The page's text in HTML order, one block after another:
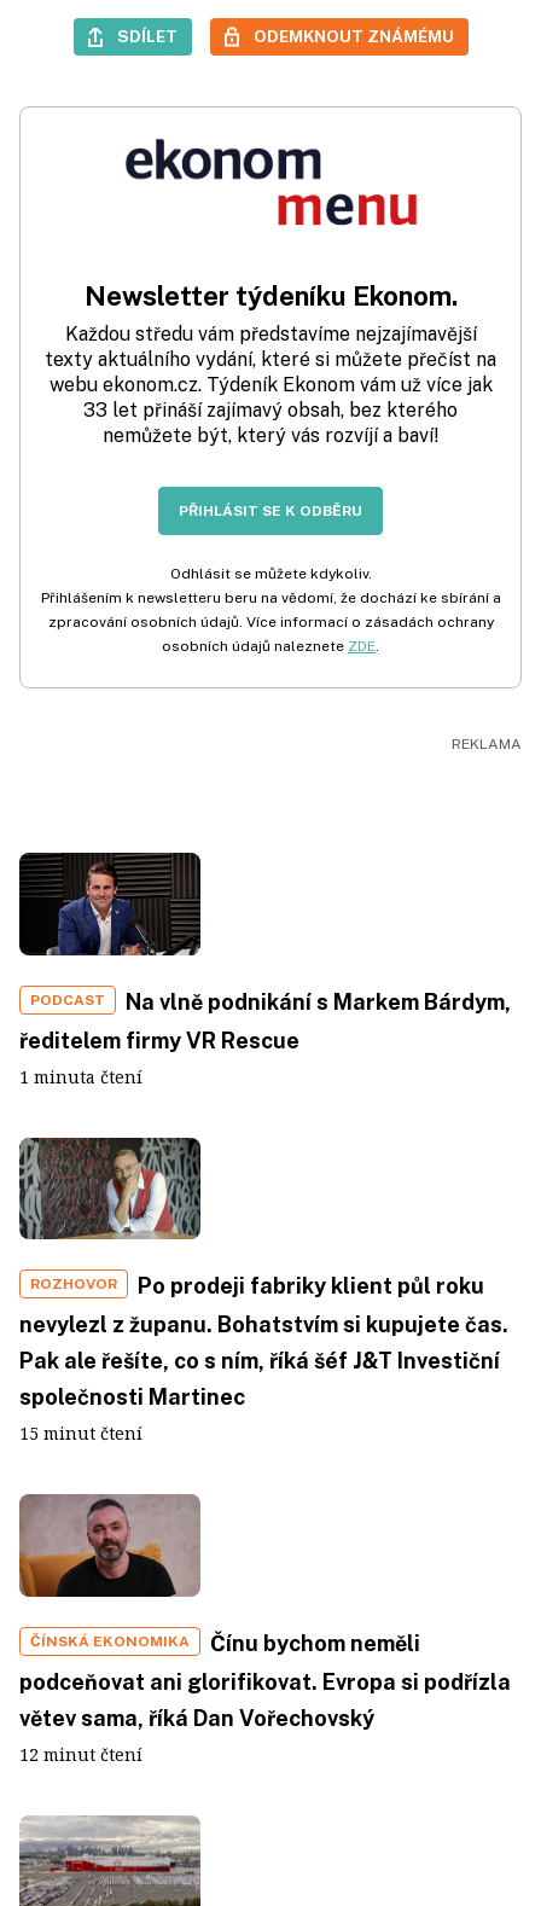
SDÍLET ODEMKNOUT ZNÁMÉMU
Newsletter týdeníku Ekonom.
Každou středu vám představíme nejzajímavější
texty aktuálního vydání, které si můžete přečíst na
webu ekonom.cz. Týdeník Ekonom vám už více jak
33 let přináší zajímavý obsah, bez kterého
nemůžete být, který vás rozvíjí a baví!
PŘIHLÁSIT SE K ODBĚRU
Odhlásit se můžete kdykoliv.
Přihlášením k newsletteru beru na vědomí, že dochází ke sbírání a
zpracování osobních údajů. Více informací o zásadách ochrany
osobních údajů naleznete ZDE.
PODCAST
Na vlně podnikání s Markem Bárdym,
ředitelem firmy VR Rescue
1 minuta čtení
ROZHOVOR
Po prodeji fabriky klient půl roku
nevylezl z županu. Bohatstvím si kupujete čas.
Pak ale řešíte, co s ním, říká šéf J&T Investiční
společnosti Martinec
15 minut čtení
ČÍNSKÁ EKONOMIKA
Čínu bychom neměli
podceňovat ani glorifikovat. Evropa si podřízla
větev sama, říká Dan Vořechovský
12 minut čtení